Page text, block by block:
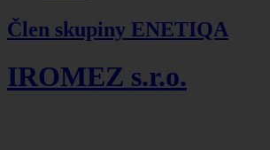
Člen skupiny ENETIQA
IROMEZ s.r.o.